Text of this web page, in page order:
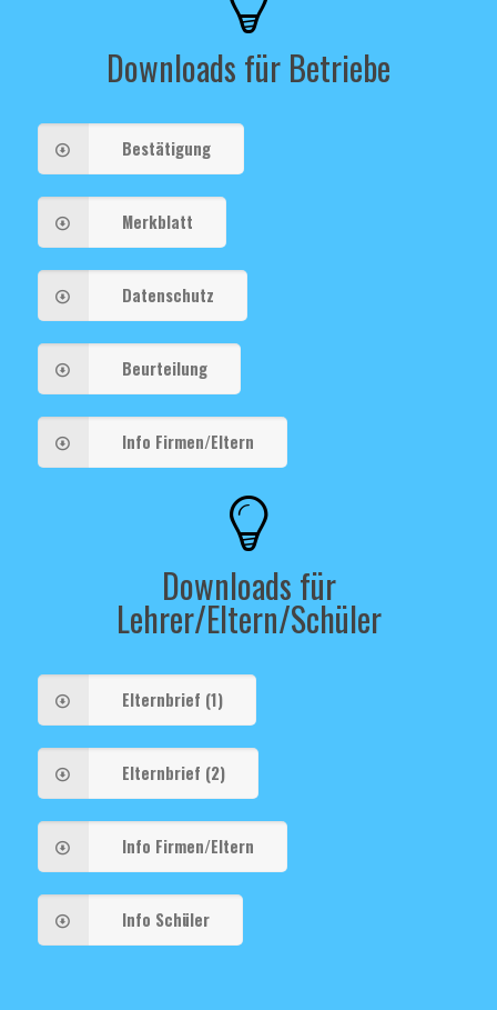
Downloads für Betriebe
Bestätigung
Merkblatt
Datenschutz
Beurteilung
Info Firmen/Eltern
Downloads für
Lehrer/Eltern/Schüler
Elternbrief (1)
Elternbrief (2)
Info Firmen/Eltern
Info Schüler